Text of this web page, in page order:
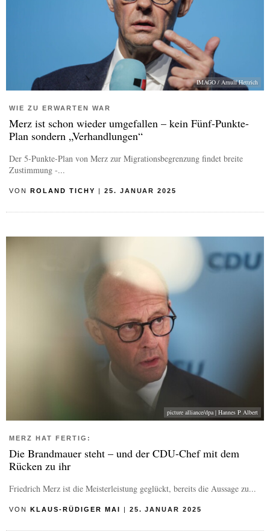
IMAGO / Arnulf Hettrich
WIE ZU ERWARTEN WAR
Merz ist schon wieder umgefallen – kein Fünf-Punkte-
Plan sondern „Verhandlungen“
Der 5-Punkte-Plan von Merz zur Migrationsbegrenzung findet breite
Zustimmung -...
VON ROLAND TICHY | 25. JANUAR 2025
picture alliance/dpa | Hannes P Albert
MERZ HAT FERTIG:
Die Brandmauer steht – und der CDU-Chef mit dem
Rücken zu ihr
Friedrich Merz ist die Meisterleistung geglückt, bereits die Aussage zu...
VON KLAUS-RÜDIGER MAI | 25. JANUAR 2025